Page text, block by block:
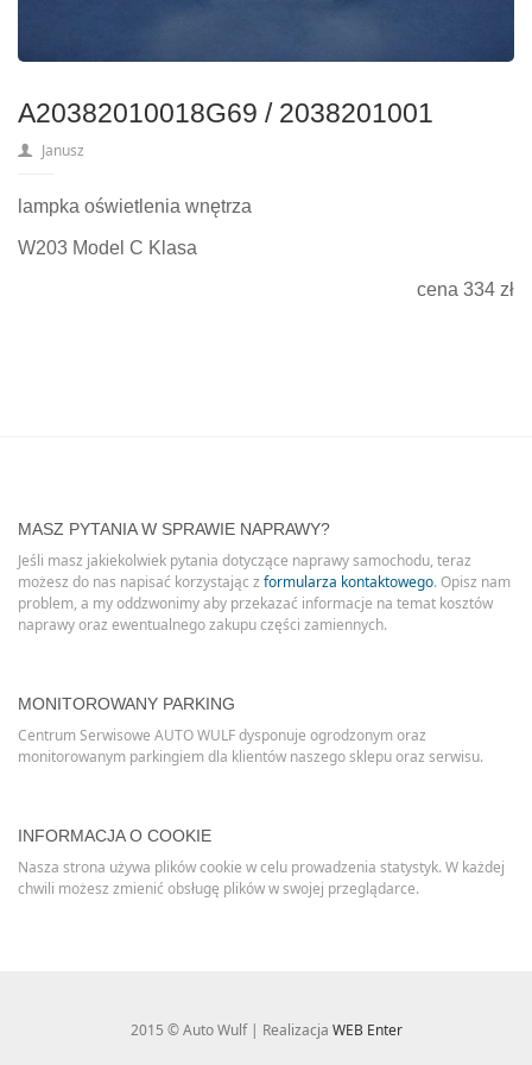
A20382010018G69 / 2038201001
Janusz
lampka oświetlenia wnętrza
W203 Model C Klasa
cena 334 zł
MASZ PYTANIA W SPRAWIE NAPRAWY?
Jeśli masz jakiekolwiek pytania dotyczące naprawy samochodu, teraz
możesz do nas napisać korzystając z formularza kontaktowego. Opisz nam
problem, a my oddzwonimy aby przekazać informacje na temat kosztów
naprawy oraz ewentualnego zakupu części zamiennych.
MONITOROWANY PARKING
Centrum Serwisowe AUTO WULF dysponuje ogrodzonym oraz
monitorowanym parkingiem dla klientów naszego sklepu oraz serwisu.
INFORMACJA O COOKIE
Nasza strona używa plików cookie w celu prowadzenia statystyk. W każdej
chwili możesz zmienić obsługę plików w swojej przeglądarce.
2015 © Auto Wulf | Realizacja WEB Enter